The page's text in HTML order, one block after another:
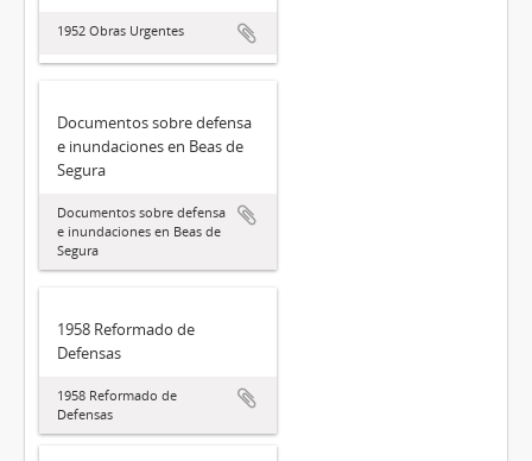
1952 Obras Urgentes
Documentos sobre defensa
e inundaciones en Beas de
Segura
Documentos sobre defensa
e inundaciones en Beas de
Segura
1958 Reformado de
Defensas
1958 Reformado de
Defensas